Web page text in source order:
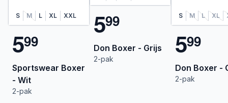
S M L XL XXL
599
Sportswear Boxer
- Wit
2-pak
599
Don Boxer - Grijs
2-pak
S M L XL
599
Don Boxer -
2-pak